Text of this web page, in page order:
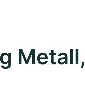
Metall,